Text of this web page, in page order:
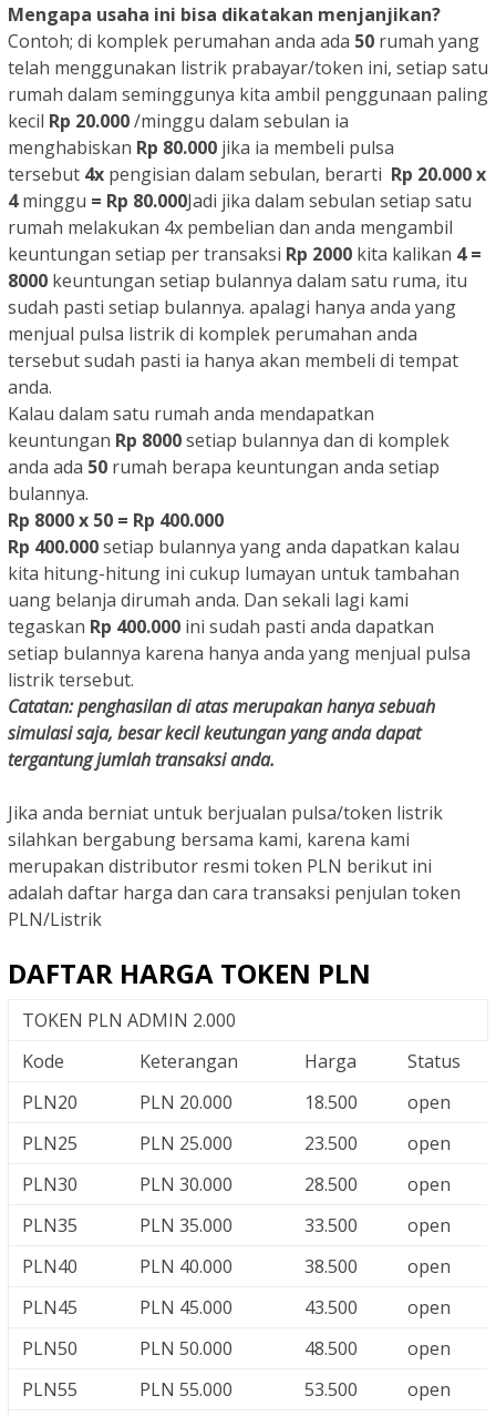
Mengapa usaha ini bisa dikatakan menjanjikan?
Contoh; di komplek perumahan anda ada 50 rumah yang
telah menggunakan listrik prabayar/token ini, setiap satu
rumah dalam seminggunya kita ambil penggunaan paling
kecil Rp 20.000/minggu dalam sebulan ia
menghabiskan Rp 80.000 jika ia membeli pulsa
tersebut 4x pengisian dalam sebulan, berarti Rp 20.000 x
4minggu = Rp 80.000Jadi jika dalam sebulan setiap satu
rumah melakukan 4x pembelian dan anda mengambil
keuntungan setiap per transaksi Rp 2000 kita kalikan 4 =
8000 keuntungan setiap bulannya dalam satu ruma, itu
sudah pasti setiap bulannya. apalagi hanya anda yang
menjual pulsa listrik di komplek perumahan anda
tersebut sudah pasti ia hanya akan membeli di tempat
anda.
Kalau dalam satu rumah anda mendapatkan
keuntungan Rp 8000setiap bulannya dan di komplek
anda ada 50 rumah berapa keuntungan anda setiap
bulannya.
Rp 8000 x 50 = Rp 400.000
Rp 400.000setiap bulannya yang anda dapatkan kalau
kita hitung-hitung ini cukup lumayan untuk tambahan
uang belanja dirumah anda. Dan sekali lagi kami
tegaskan Rp 400.000 ini sudah pasti anda dapatkan
setiap bulannya karena hanya anda yang menjual pulsa
listrik tersebut.
Catatan: penghasilan di atas merupakan hanya sebuah
simulasi saja, besar kecil keutungan yang anda dapat
tergantung jumlah transaksi anda.
Jika anda berniat untuk berjualan pulsa/token listrik
silahkan bergabung bersama kami, karena kami
merupakan distributor resmi token PLN berikut ini
adalah daftar harga dan cara transaksi penjulan token
PLN/Listrik
DAFTAR HARGA TOKEN PLN
TOKEN PLN ADMIN 2.000
Kode
Keterangan Harga
Status
PLN20
PLN 20.000 18.500
open
PLN25
PLN 25.000 23.500
open
PLN30
PLN 30.000 28.500
open
PLN35
PLN 35.000 33.500
open
PLN40
PLN 40.000 38.500
open
PLN45
PLN 45.000 43.500
open
PLN50
PLN 50.000 48.500
open
PLN55
PLN 55.000 53.500 open